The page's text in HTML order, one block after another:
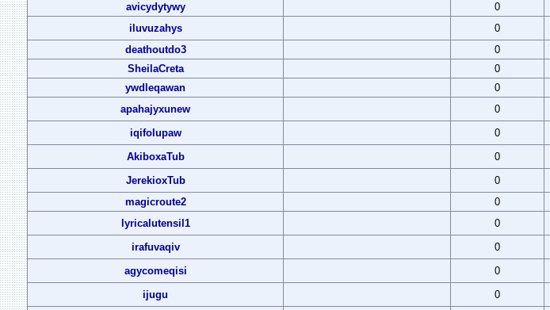
avicydytywy
0
iluvuzahys
0
deathoutdo3
0
SheilaCreta
0
ywdleqawan
0
apahajyxunew
0
iqifolupaw
0
AkiboxaTub
0
JerekioxTub
0
magicroute2
0
lyricalutensil1
0
irafuvaqiv
0
agycomeqisi
0
ijugu
0